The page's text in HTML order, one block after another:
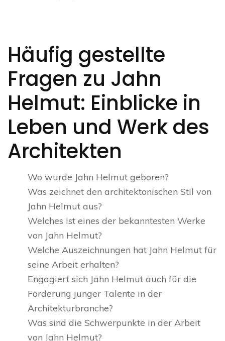
Häufig gestellte
Fragen zu Jahn
Helmut: Einblicke in
Leben und Werk des
Architekten
Wo wurde Jahn Helmut geboren?
Was zeichnet den architektonischen Stil von
Jahn Helmut aus?
Welches ist eines der bekanntesten Werke
von Jahn Helmut?
Welche Auszeichnungen hat Jahn Helmut für
seine Arbeit erhalten?
Engagiert sich Jahn Helmut auch für die
Förderung junger Talente in der
Architekturbranche?
Was sind die Schwerpunkte in der Arbeit
von Jahn Helmut?